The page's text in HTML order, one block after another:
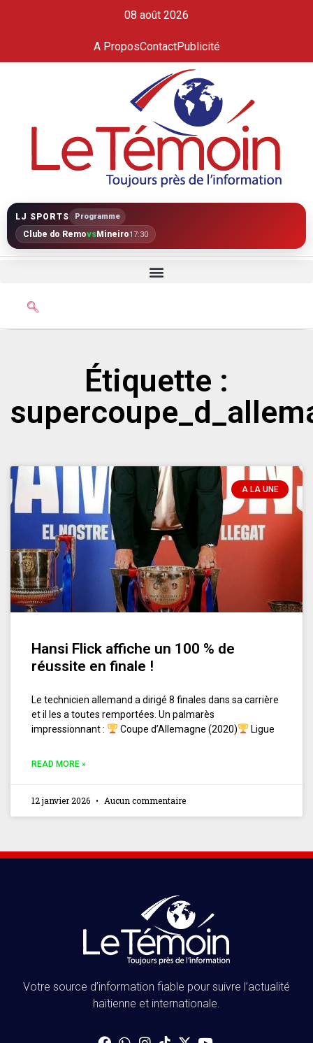
08 août 2026
A ProposContactPublicité
LJ SPORTS Programme
Clube do RemovsMineiro17:30
Étiquette :
A LA UNE
Hansi Flick affiche un 100 % de
réussite en finale !
Le technicien allemand a dirigé 8 finales dans sa carrière
et il les a toutes remportées. Un palmarès
impressionnant :
Coupe d’Allemagne (2020) Ligue
READ MORE »
12 janvier 2026 Aucun commentaire
Votre source d’information fiable pour suivre l’actualité
haïtienne et internationale.